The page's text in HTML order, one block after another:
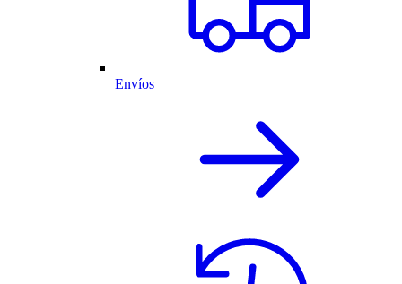
Envíos